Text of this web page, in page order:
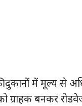
दुकानों में मूल्य
ग्राहक बनकर